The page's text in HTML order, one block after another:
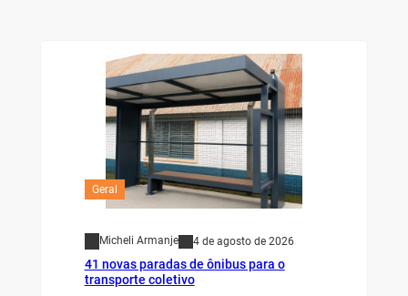
Geral
Micheli Armanje 4 de agosto de 2026
41 novas paradas de ônibus para o
transporte coletivo